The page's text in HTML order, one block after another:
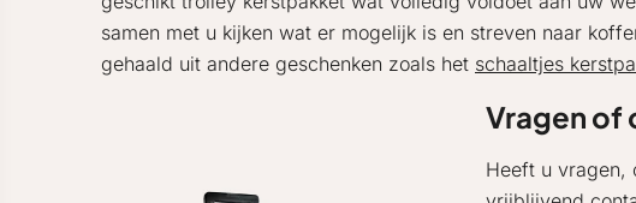
samen met u kijken wat er mogelijk is en streven naar
gehaald uit andere geschenken zoals het schaaltjes
Vragen of
Heeft u vragen,